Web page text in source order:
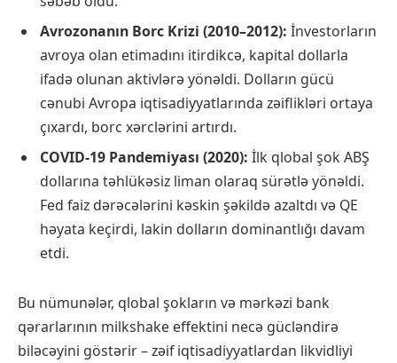
Avrozonanın Borc Krizi (2010–2012): İnvestorların
avroya olan etimadını itirdikcə, kapital dollarla
ifadə olunan aktivlərə yönəldi. Dolların gücü
cənubi Avropa iqtisadiyyatlarında zəiflikləri ortaya
çıxardı, borc xərclərini artırdı.
COVID-19 Pandemiyası (2020): İlk qlobal şok ABŞ
dollarına təhlükəsiz liman olaraq sürətlə yönəldi.
Fed faiz dərəcələrini kəskin şəkildə azaltdı və QE
həyata keçirdi, lakin dolların dominantlığı davam
etdi.
Bu nümunələr, qlobal şokların və mərkəzi bank
qərarlarının milkshake effektini necə gücləndirə
biləcəyini göstərir – zəif iqtisadiyyatlardan likvidliyi